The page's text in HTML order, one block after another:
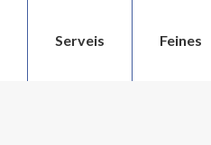
Serveis Feines